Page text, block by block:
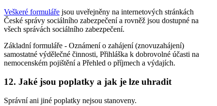
Veškeré formuláře jsou uveřejněny na internetových stránkách
České správy sociálního zabezpečení a rovněž jsou dostupné na
všech správách sociálního zabezpečení.
Základní formuláře - Oznámení o zahájení (znovuzahájení)
samostatné výdělečné činnosti, Přihláška k dobrovolné účasti na
nemocenském pojištění a Přehled o příjmech a výdajích.
12. Jaké jsou poplatky a jak je lze uhradit
Správní ani jiné poplatky nejsou stanoveny.